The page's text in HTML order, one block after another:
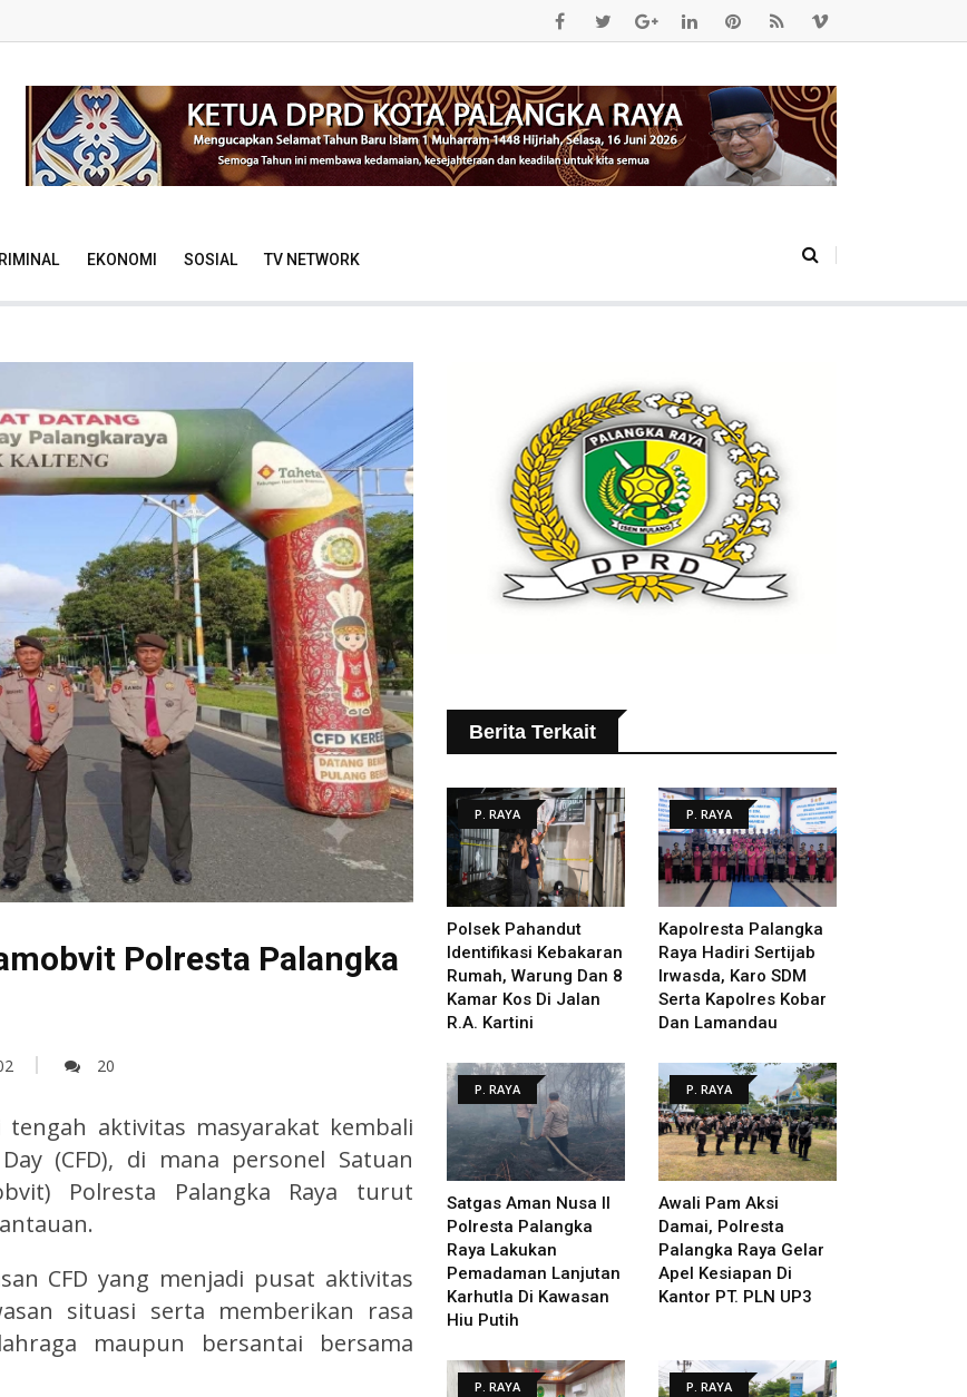
EKONOMI SOSIAL TV NETWORK
Polresta Palangka
20
aktivitas masyarakat kembali
(CFD), di mana personel Satuan
Polresta Palangka Raya turut
CFD yang menjadi pusat aktivitas
situasi serta memberikan rasa
maupun bersantai bersama
Berita Terkait
P. RAYA
Polsek Pahandut
Identifikasi Kebakaran
Rumah, Warung Dan 8
Kamar Kos Di Jalan
R.A. Kartini
P. RAYA
Kapolresta Palangka
Raya Hadiri Sertijab
Irwasda, Karo SDM
Serta Kapolres Kobar
Dan Lamandau
P. RAYA
Satgas Aman Nusa II
Polresta Palangka
Raya Lakukan
Pemadaman Lanjutan
Karhutla Di Kawasan
Hiu Putih
P. RAYA
Awali Pam Aksi
Damai, Polresta
Palangka Raya Gelar
Apel Kesiapan Di
Kantor PT. PLN UP3
P. RAYA P. RAYA